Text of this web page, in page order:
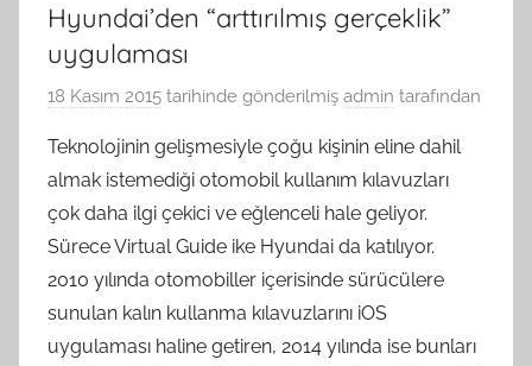
Hyundai’den “arttırılmış gerçeklik”
uygulaması
18 Kasım 2015 tarihinde gönderilmiş admin tarafından
Teknolojinin gelişmesiyle çoğu kişinin eline dahil
almak istemediği otomobil kullanım kılavuzları
çok daha ilgi çekici ve eğlenceli hale geliyor.
Sürece Virtual Guide ike Hyundai da katılıyor.
2010 yılında otomobiller içerisinde sürücülere
sunulan kalın kullanma kılavuzlarını iOS
uygulaması haline getiren, 2014 yılında ise bunları